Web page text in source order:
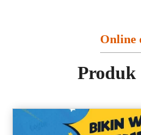
Online
Produk